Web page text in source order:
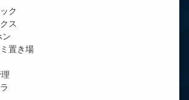
ク
ス
ン
置き場